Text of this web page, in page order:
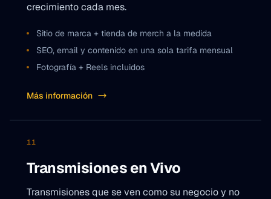
crecimiento cada mes.
Sitio de marca + tienda de merch a la medida
SEO, email y contenido en una sola tarifa mensual
Fotografía + Reels incluidos
Más información
11
Transmisiones en Vivo
Transmisiones que se ven como su negocio y no